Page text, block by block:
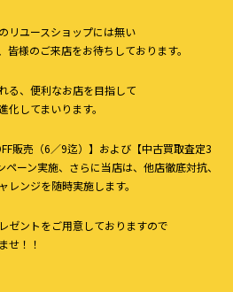
リユースショップには無い
様のご来店をお待ちしております。
る、便利なお店を目指して
してまいります。
販売（6／9迄）】および【中古買取査定3
ーン実施、さらに当店は、他店徹底対抗、
ンジを随時実施します。
ゼントをご用意しておりますので
せ！！